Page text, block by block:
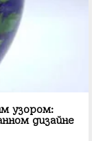
узором:
дизайне